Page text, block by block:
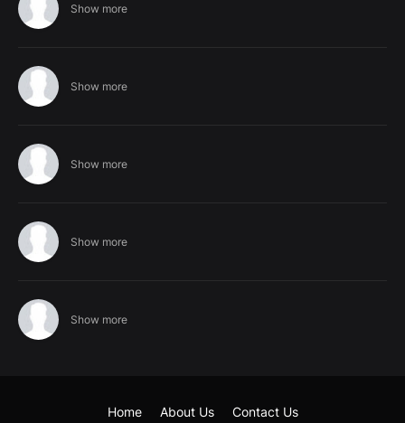
Show more
Show more
Show more
Show more
Show more
Home About Us Contact Us